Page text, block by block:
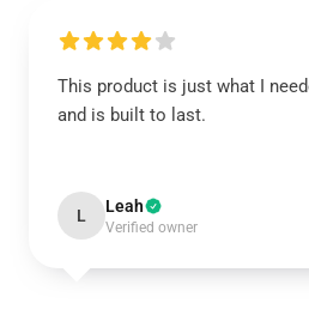
This product is just what I
and is built to last.
L Leah
Verified owner